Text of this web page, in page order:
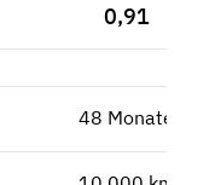
0,91
48 Monate